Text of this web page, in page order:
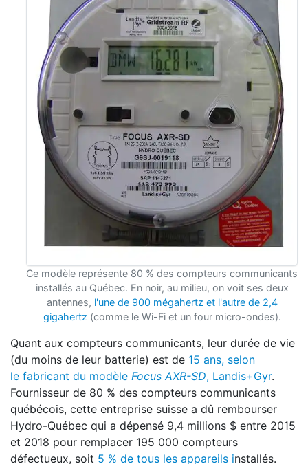
Ce modèle représente 80 % des compteurs communicants
installés au Québec. En noir, au milieu, on voit ses deux
antennes, l'une de 900 mégahertz et l'autre de 2,4
gigahertz (comme le Wi-Fi et un four micro-ondes).
Quant aux compteurs communicants, leur durée de vie
(du moins de leur batterie) est de 15 ans, selon
le fabricant du modèle Focus AXR-SD, Landis+Gyr.
Fournisseur de 80 % des compteurs communicants
québécois, cette entreprise suisse a dû rembourser
Hydro-Québec qui a dépensé 9,4 millions $ entre 2015
et 2018 pour remplacer 195 000 compteurs
défectueux, soit 5 % de tous les appareils installés.